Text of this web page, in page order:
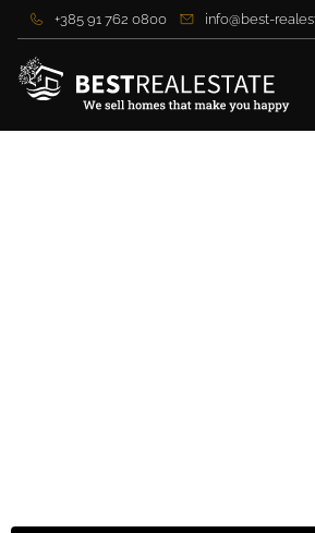
+385 91 762 0800 info@best-